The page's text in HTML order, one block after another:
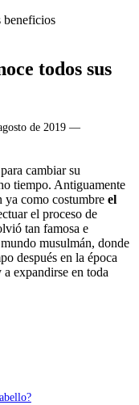
todos sus
de 2019 —
cambiar su
tiempo. Antiguamente
ya como costumbre el
el proceso de
tan famosa e
musulmán, donde
después en la época
a expandirse en toda